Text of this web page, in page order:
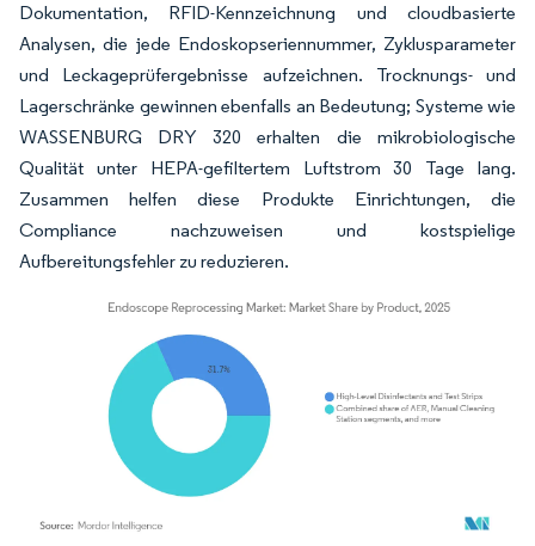
Dokumentation, RFID-Kennzeichnung und cloudbasierte
Analysen, die jede Endoskopseriennummer, Zyklusparameter
und Leckageprüfergebnisse aufzeichnen. Trocknungs- und
Lagerschränke gewinnen ebenfalls an Bedeutung; Systeme wie
WASSENBURG DRY 320 erhalten die mikrobiologische
Qualität unter HEPA-gefiltertem Luftstrom 30 Tage lang.
Zusammen helfen diese Produkte Einrichtungen, die
Compliance nachzuweisen und kostspielige
Aufbereitungsfehler zu reduzieren.